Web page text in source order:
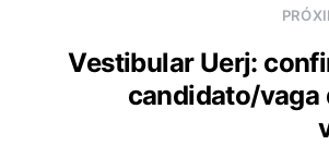
Vestibular Uerj:
candidato/vaga